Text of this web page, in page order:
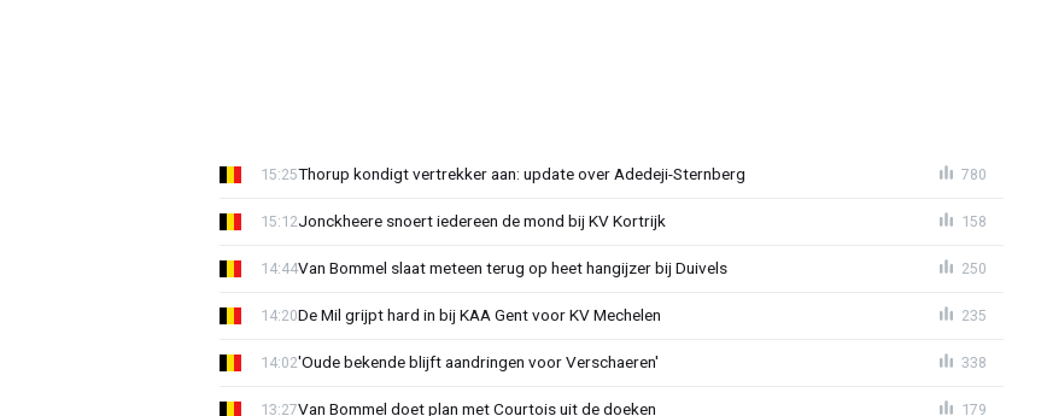
Thorup kondigt vertrekker aan: update over Adedeji-Sternberg
15:25 780
Jonckheere snoert iedereen de mond bij KV Kortrijk
15:12 158
Van Bommel slaat meteen terug op heet hangijzer bij Duivels
14:44 250
De Mil grijpt hard in bij KAA Gent voor KV Mechelen
14:20 235
'Oude bekende blijft aandringen voor Verschaeren'
14:02 338
Van Bommel doet plan met Courtois uit de doeken
13:27 179